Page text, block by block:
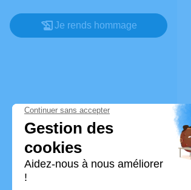
Je rends hommage